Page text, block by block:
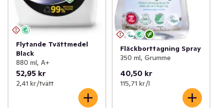
Flytande Tvättmedel
Black
880 ml, A+
52,95 kr
2,41 kr /tvätt
Fläckborttagning Spray
350 ml, Grumme
40,50 kr
115,71 kr /l